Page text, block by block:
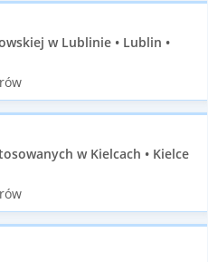
w Lublinie • Lublin •
w Kielcach • Kielce